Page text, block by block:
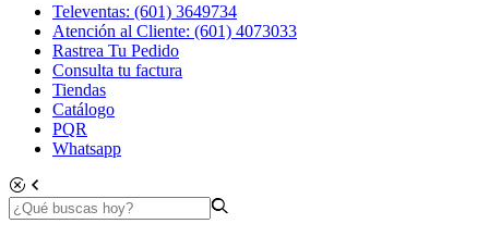
Televentas: (601) 3649734
Atención al Cliente: (601) 4073033
Rastrea Tu Pedido
Consulta tu factura
Tiendas
Catálogo
PQR
Whatsapp